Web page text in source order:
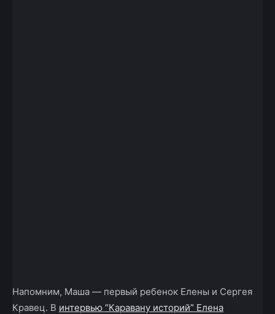
Напомним, Маша — первый ребенок Елены и Сергея
Кравец. В интервью “Каравану историй” Елена